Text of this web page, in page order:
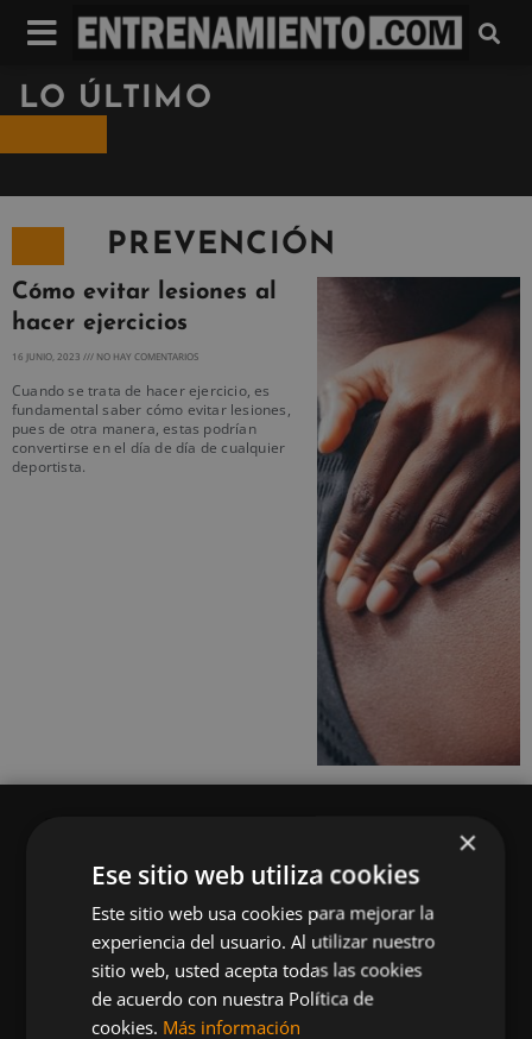
LO ÚLTIMO
PREVENCIÓN
Cómo evitar lesiones al
hacer ejercicios
16 JUNIO, 2023 NO HAY COMENTARIOS
Cuando se trata de hacer ejercicio, es
fundamental saber cómo evitar lesiones,
pues de otra manera, estas podrían
convertirse en el día de día de cualquier
deportista.
Queremos mantenerte al día en temas de
deportes, fitness, nutrición, salud, recetas
saludables y tecnología aplicada al deporte y la
vida sana.
×
Ese sitio web utiliza cookies
Este sitio web usa cookies para mejorar la
experiencia del usuario. Al utilizar nuestro
sitio web, usted acepta todas las cookies
de acuerdo con nuestra Política de
cookies. Más información